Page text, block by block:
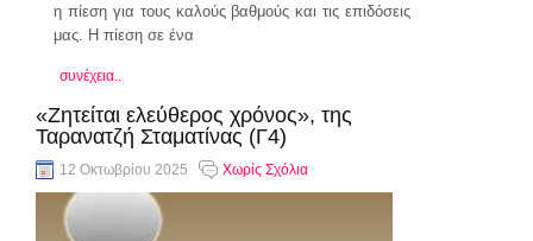
η πίεση για τους καλούς βαθμούς και τις επιδόσεις
μας. Η πίεση σε ένα
συνέχεια..
«Ζητείται ελεύθερος χρόνος», της
Ταρανατζή Σταματίνας (Γ4)
12 Οκτωβρίου 2025 Χωρίς Σχόλια